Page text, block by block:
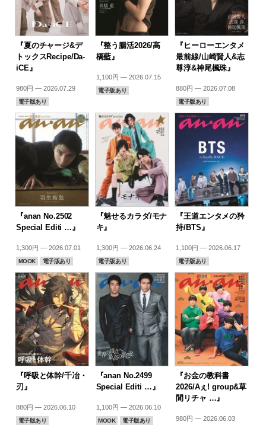
『夏のチャージ&デ
トックスRecipe/Da-
iCE』
980円 — 2026.07.29
電子版あり
『整う腸活2026/高
橋藍』
1,100円 — 2026.07.15
電子版あり
『ヒーローエンタメ
最前線/山崎賢人&志
尊淳&神尾楓珠』
880円 — 2026.07.08
電子版あり
『anan No.2502
Special Editi …』
1,300円 — 2026.07.01
MOOK 電子版あり
『魅せるカラダ/モナ
キ』
1,300円 — 2026.06.24
電子版あり
『王道エンタメの矜
持/BTS』
1,100円 — 2026.06.17
電子版あり
『呼吸と体幹/千冶・
刃』
880円 — 2026.06.10
電子版あり
『anan No.2499
Special Editi …』
1,100円 — 2026.06.10
MOOK 電子版あり
『お金の教科書
2026/Aぇ! group&草
間リチャ …』
980円 — 2026.06.03